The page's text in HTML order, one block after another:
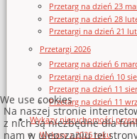
Przetarg na dzień 23
Przetarg na dzień 28
Przetargi na dzień 21
Przetargi 2026
Przetarg na dzień 6
Przetargi na dzień 10
Przetarg na dzień 11
Przetarg na dzień 11
Wykazy nieruchomości
Wykazy z 2026 roku
We use cookies
Na naszej stronie
z nich są niezbędne dla
nam w ulepszaniu tej